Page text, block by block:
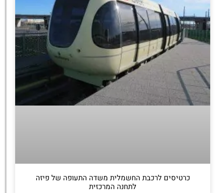
כרטיסים לרכבת החשמלית משדה התעופה של פיזה
לתחנה המרכזית